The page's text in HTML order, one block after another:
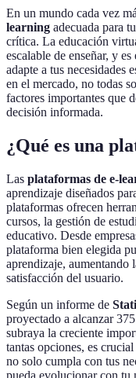
En un mundo cada vez
learning adecuada para
crítica. La educación
escalable de enseñar, y
adapte a tus necesidades
en el mercado, no todas
factores importantes que
decisión informada.
¿Qué es una
Las plataformas de e-
aprendizaje diseñados
plataformas ofrecen
cursos, la gestión de
educativo. Desde
plataforma bien elegida
aprendizaje, aumentando
satisfacción del usuario.
Según un informe de
proyectado a alcanzar
subraya la creciente
tantas opciones, es
no solo cumpla con tus